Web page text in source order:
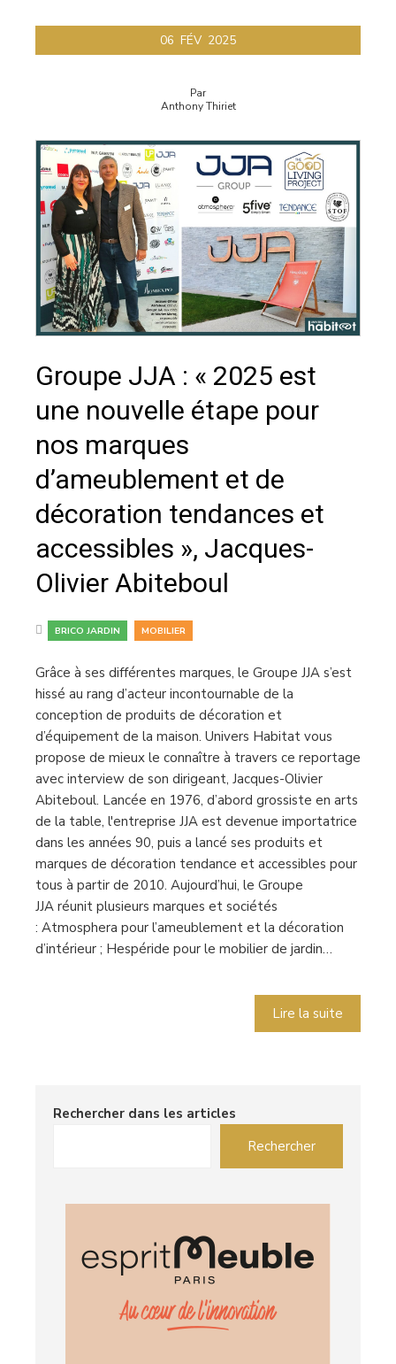
06 FÉV 2025
Par
Anthony Thiriet
Groupe JJA : « 2025 est
une nouvelle étape pour
nos marques
d’ameublement et de
décoration tendances et
accessibles », Jacques-
Olivier Abiteboul
BRICO JARDIN MOBILIER
Grâce à ses différentes marques, le Groupe JJA s’est
hissé au rang d’acteur incontournable de la
conception de produits de décoration et
d’équipement de la maison. Univers Habitat vous
propose de mieux le connaître à travers ce reportage
avec interview de son dirigeant, Jacques-Olivier
Abiteboul. Lancée en 1976, d’abord grossiste en arts
de la table, l'entreprise JJA est devenue importatrice
dans les années 90, puis a lancé ses produits et
marques de décoration tendance et accessibles pour
tous à partir de 2010. Aujourd’hui, le Groupe
JJA réunit plusieurs marques et sociétés
: Atmosphera pour l’ameublement et la décoration
d’intérieur ; Hespéride pour le mobilier de jardin…
Lire la suite
Rechercher dans les articles
Rechercher